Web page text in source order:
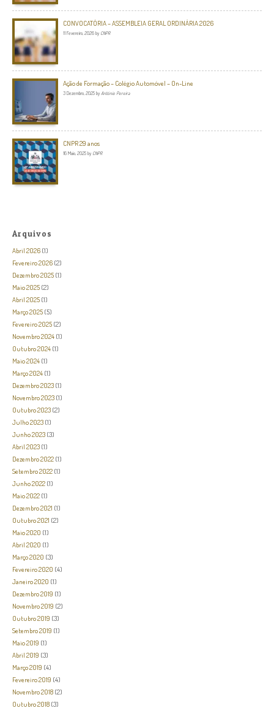
CONVOCATÓRIA – ASSEMBLEIA GERAL ORDINÁRIA 2026
11 Fevereiro, 2026 by CNPR
Ação de Formação – Colégio Automóvel – On-Line
3 Dezembro, 2025 by António Pereira
CNPR 29 anos
16 Maio, 2025 by CNPR
Arquivos
Abril 2026 (1)
Fevereiro 2026 (2)
Dezembro 2025 (1)
Maio 2025 (2)
Abril 2025 (1)
Março 2025 (5)
Fevereiro 2025 (2)
Novembro 2024 (1)
Outubro 2024 (1)
Maio 2024 (1)
Março 2024 (1)
Dezembro 2023 (1)
Novembro 2023 (1)
Outubro 2023 (2)
Julho 2023 (1)
Junho 2023 (3)
Abril 2023 (1)
Dezembro 2022 (1)
Setembro 2022 (1)
Junho 2022 (1)
Maio 2022 (1)
Dezembro 2021 (1)
Outubro 2021 (2)
Maio 2020 (1)
Abril 2020 (1)
Março 2020 (3)
Fevereiro 2020 (4)
Janeiro 2020 (1)
Dezembro 2019 (1)
Novembro 2019 (2)
Outubro 2019 (3)
Setembro 2019 (1)
Maio 2019 (1)
Abril 2019 (3)
Março 2019 (4)
Fevereiro 2019 (4)
Novembro 2018 (2)
Outubro 2018 (3)